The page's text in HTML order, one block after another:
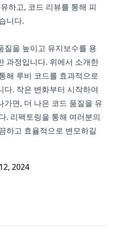
하고, 코드 리뷰를 통해 피
니다.
질을 높이고 유지보수를 용
과정입니다. 위에서 소개한
해 루비 코드를 효과적으로
다. 작은 변화부터 시작하여
가면, 더 나은 코드 품질을 유
. 리팩토링을 통해 여러분의
하고 효율적으로 변모하길
2024